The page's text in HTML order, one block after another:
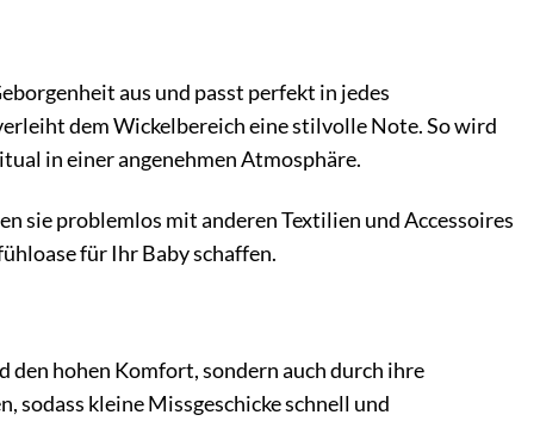
aus und passt perfekt in jedes
dem Wickelbereich eine stilvolle Note. So wird
in einer angenehmen Atmosphäre.
sie problemlos mit anderen Textilien und Accessoires
für Ihr Baby schaffen.
den hohen Komfort, sondern auch durch ihre
sodass kleine Missgeschicke schnell und